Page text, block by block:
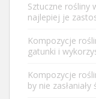
Sztuczne rośliny
najlepiej je
Kompozycje
gatunki i
Kompozycje
by nie